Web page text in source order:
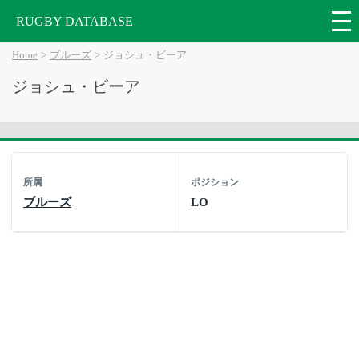
RUGBY DATABASE
Home ブルーズ ジョシュ・ビーア
ジョシュ・ビーア
所属
ブルーズ
ポジション
LO